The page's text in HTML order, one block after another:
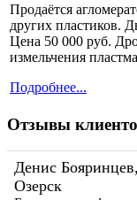
Продаётся
других пластиков.
Цена 50 000 руб.
измельчения
Подробнее...
Отзывы
Денис Бояринцев,
Озерск